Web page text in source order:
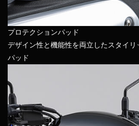
プロテクションパッド
デザイン性と機能性を両立したスタイ
パッド